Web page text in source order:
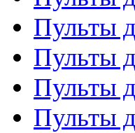
Пульты
Пульты
Пульты
Пульты